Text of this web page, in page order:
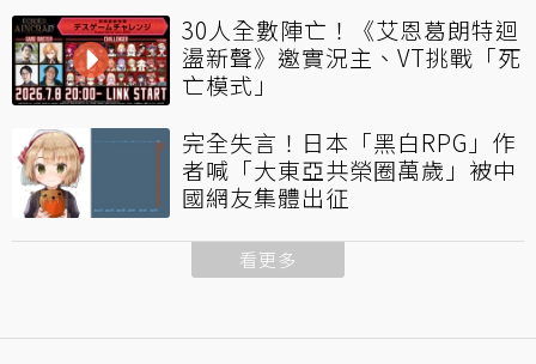
30人全數陣亡！《艾恩葛朗特迴
盪新聲》邀實況主、VT挑戰「死
亡模式」
完全失言！日本「黑白RPG」作
者喊「大東亞共榮圈萬歲」被中
國網友集體出征
看更多